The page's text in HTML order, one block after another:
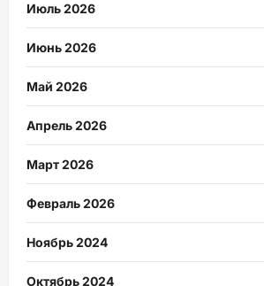
Июль 2026
Июнь 2026
Май 2026
Апрель 2026
Март 2026
Февраль 2026
Ноябрь 2024
Октябрь 2024